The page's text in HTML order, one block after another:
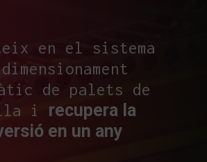
en el sistema
de palets de
i recupera la
en un any